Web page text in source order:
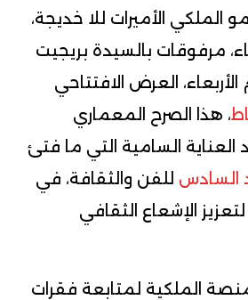
الأميرات للا خديجة،
مرفوقات بالسيدة بريجيت
العرض الافتتاحي
، هذا الصرح المعماري
العناية السامية التي ما فتئ
السادس للفن والثقافة، في
لتعزيز الإشعاع الثقافي
الملكية لمتابعة فقرات